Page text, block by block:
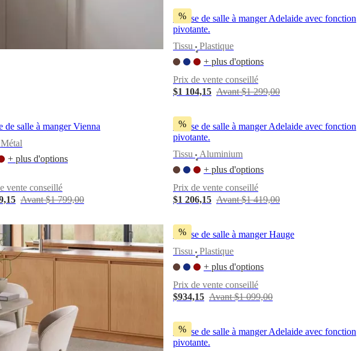
%
Chaise de salle à manger Adelaide avec fonction
pivotante.
Tissu
•
Plastique
+ plus d'options
Prix de vente conseillé
$1 104,15 Avant $1 299,00
de salle à manger Vienna
Métal
+ plus d'options
vente conseillé
Avant $1 799,00
%
Chaise de salle à manger Adelaide avec fonction
pivotante.
Tissu
•
Aluminium
+ plus d'options
Prix de vente conseillé
$1 206,15 Avant $1 419,00
%
Chaise de salle à manger Hauge
Tissu
•
Plastique
+ plus d'options
Prix de vente conseillé
$934,15 Avant $1 099,00
%
Chaise de salle à manger Adelaide avec fonction
pivotante.